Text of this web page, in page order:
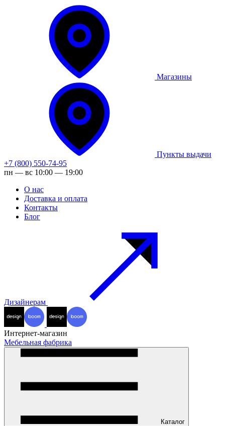
Магазины
Пункты выдачи
+7 (800) 550-74-95
пн — вс 10:00 — 19:00
О нас
Доставка и оплата
Контакты
Блог
Дизайнерам
Интернет-магазин
Мебельная фабрика
Каталог